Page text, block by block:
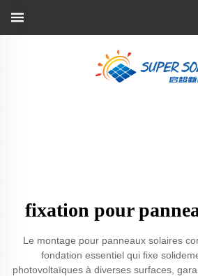
fixation pour
Le montage pour panneaux solaires
fondation essentiel qui fixe
photovoltaïques à diverses surfaces,